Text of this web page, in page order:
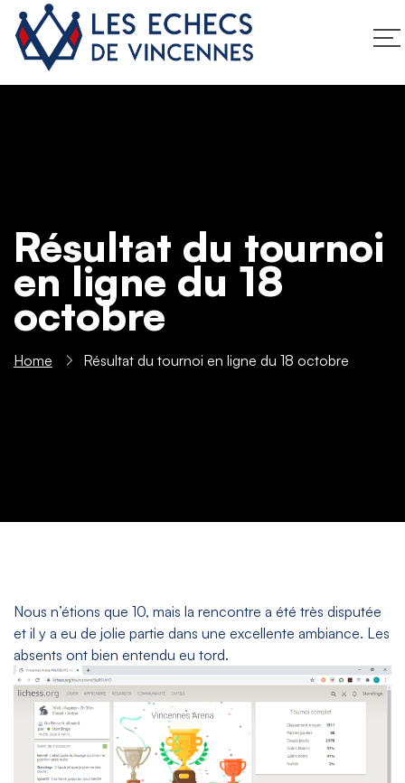
Résultat du tournoi
en ligne du 18
octobre
Home Résultat du tournoi en ligne du 18 octobre
Nous n’étions que 10, mais la rencontre a été très disputée
et il y a eu de jolie partie dans une excellente ambiance. Les
absents ont bien entendu eu tord.